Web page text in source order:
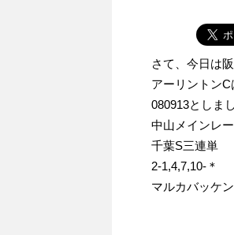
さて、今日は
アーリントン
080913としまし
中山メインレー
千葉S三連単
2-1,4,7,10-＊
マルカバッケ